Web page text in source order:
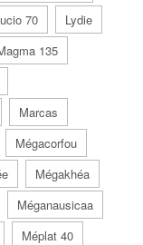
70
Lydie
135
Marcas
Mégacorfou
Mégakhéa
Méganausicaa
Méplat 40